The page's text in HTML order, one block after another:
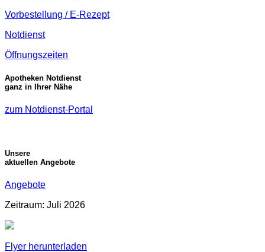
Vorbestellung / E-Rezept
Notdienst
Öffnungszeiten
Apotheken Notdienst
ganz in Ihrer Nähe
zum Notdienst-Portal
Unsere
aktuellen Angebote
Angebote
Zeitraum: Juli 2026
Flyer herunterladen